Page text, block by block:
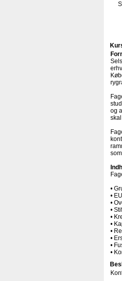
og
•
•
•
•
•
•
•
•
•
•